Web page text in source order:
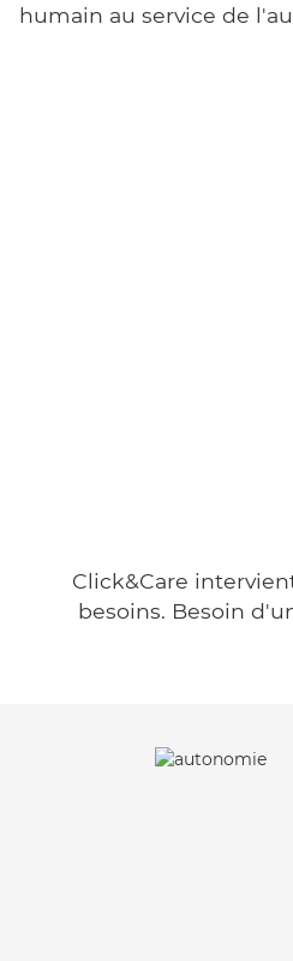
humain au service de
Click&Care
besoins. Besoin